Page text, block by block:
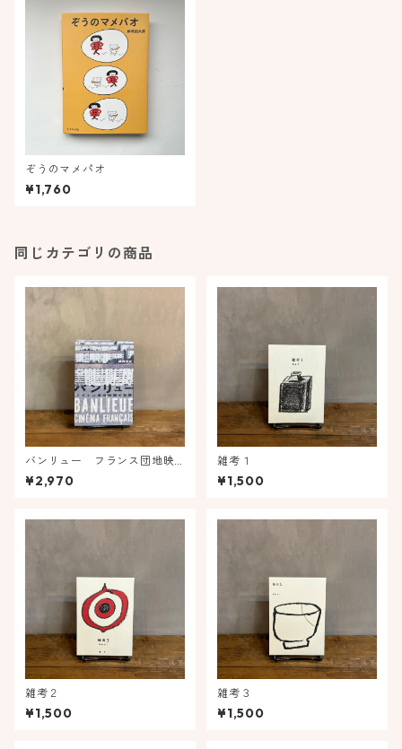
ぞうのマメパオ
¥1,760
同じカテゴリの商品
バンリュー フランス団地映
画の軌跡
¥2,970
雑考１
¥1,500
雑考２
¥1,500
雑考３
¥1,500